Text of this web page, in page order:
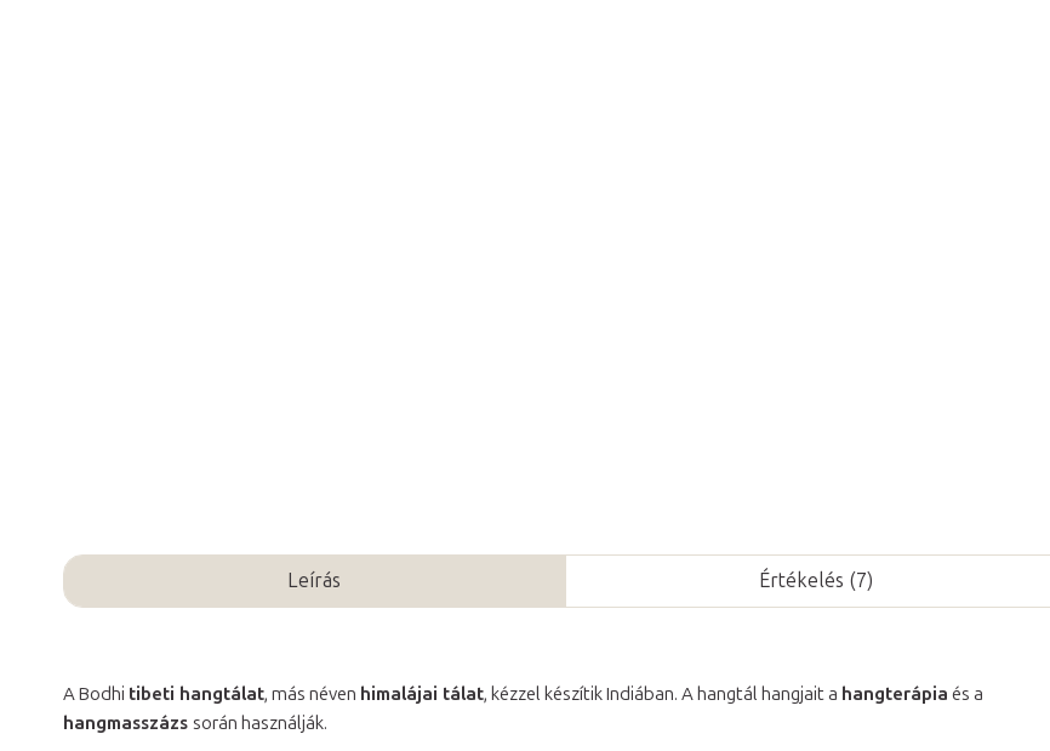
Leírás Értékelés (7)
A Bodhi tibeti hangtálat, más néven himalájai tálat, kézzel készítik Indiában. A hangtál hangjait a hangterápia és a
hangmasszázs során használják.